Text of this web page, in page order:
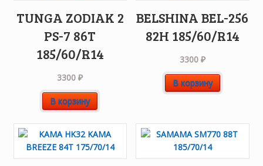
TUNGA ZODIAK 2
PS-7 86T
185/60/R14
3300₽
В корзину
BELSHINA BEL-256
82H 185/60/R14
3300 ₽
В корзину